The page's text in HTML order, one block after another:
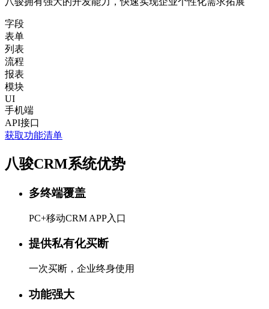
字段
表单
列表
流程
报表
模块
UI
手机端
API接口
获取功能清单
八骏CRM系统优势
多终端覆盖
PC+移动CRM APP入口
提供私有化买断
一次买断，企业终身使用
功能强大